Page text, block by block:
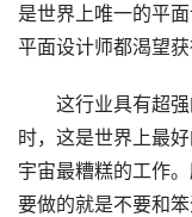
是世界上唯一的平
平面设计师都渴望
这行业具有超强
时，这是世界上最
宇宙最糟糕的工作
要做的就是不要和